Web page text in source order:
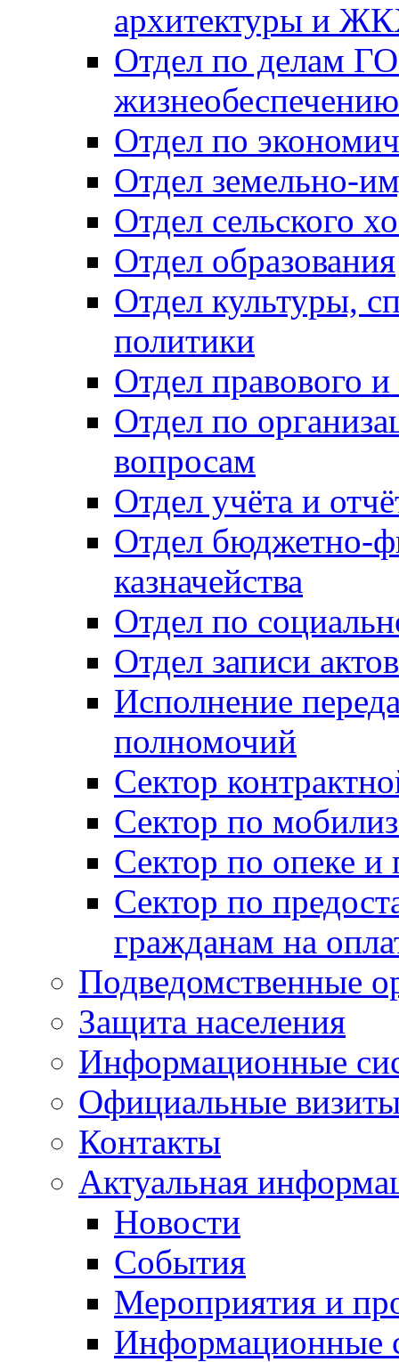
архитектуры и
Отдел по делам
Отдел по
Отдел земельно-
Отдел сельского
Отдел образования
Отдел культуры,
политики
Отдел правового
Отдел по
вопросам
Отдел учёта и
Отдел бюджетно-
казначейства
Отдел по
Отдел записи
Исполнение
полномочий
Сектор
Сектор по
Сектор по опеке и
Сектор по
гражданам на
Подведомственные
Защита населения
Информационные
Официальные
Контакты
Актуальная
Новости
События
Мероприятия и
Информационные